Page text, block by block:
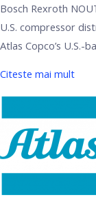
Bosch Rexroth
U.S. compressor
Atlas Copco’s U.S.-
Citeste mai mult